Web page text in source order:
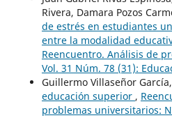
Rivera, Damara Pozos
de estrés en estudiantes
entre la modalidad
Reencuentro. Análisis de
Vol. 31 Núm. 78 (31):
Guillermo Villaseñor García,
educación superior ,
problemas universitarios: